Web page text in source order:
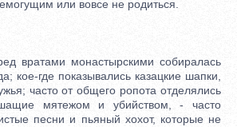
или вовсе не родиться.
монастырскими собиралась
кое-где показывались казацкие шапки,
часто от общего ропота отделялись
мятежом и убийством, - часто
песни и пьяный хохот, которые не